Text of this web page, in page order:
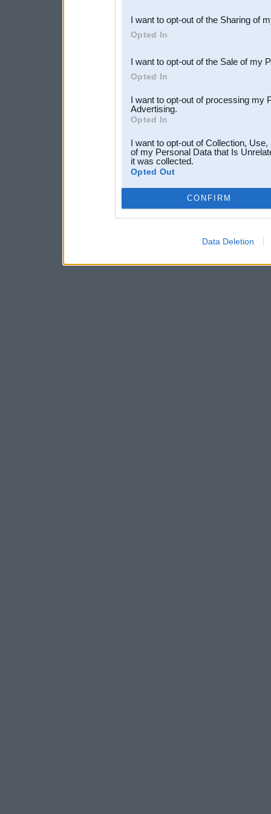
Downstream Participants
third parties.
I want to opt-out of the Sharing of
Opted In
I want to opt-out of the Sale of my
Opted In
I want to opt-out of processing my
Advertising.
Opted In
I want to opt-out of Collection,
of my Personal Data that Is
it was collected.
Opted Out
CONFIRM
Data Deletion